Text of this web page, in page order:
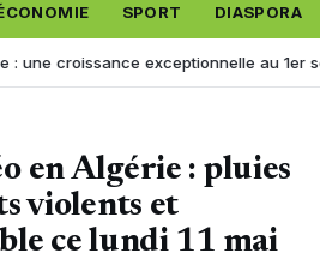
SPORT DIASPORA
exceptionnelle au 1er semestre
en Algérie : pluies
violents et
ce lundi 11 mai